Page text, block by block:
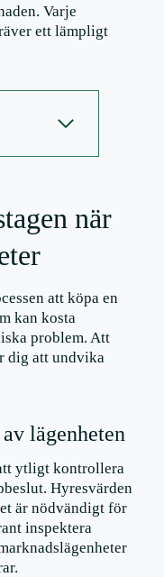
Varje
ett lämpligt
när
att köpa en
kan kosta
problem. Att
dig att undvika
lägenheten
ytligt kontrollera
Hyresvärden
är nödvändigt för
inspektera